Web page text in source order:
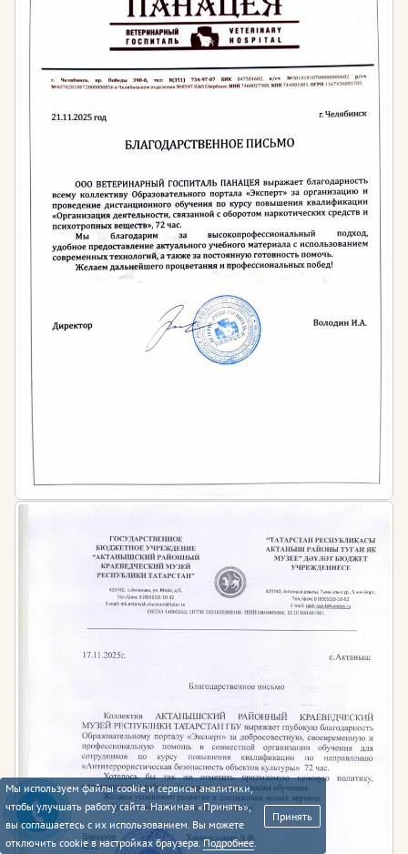
Мы используем файлы cookie и сервисы аналитики,
чтобы улучшать работу сайта. Нажимая «Принять»,
вы соглашаетесь с их использованием. Вы можете
отключить cookie в настройках браузера.Подробнее.
Принять